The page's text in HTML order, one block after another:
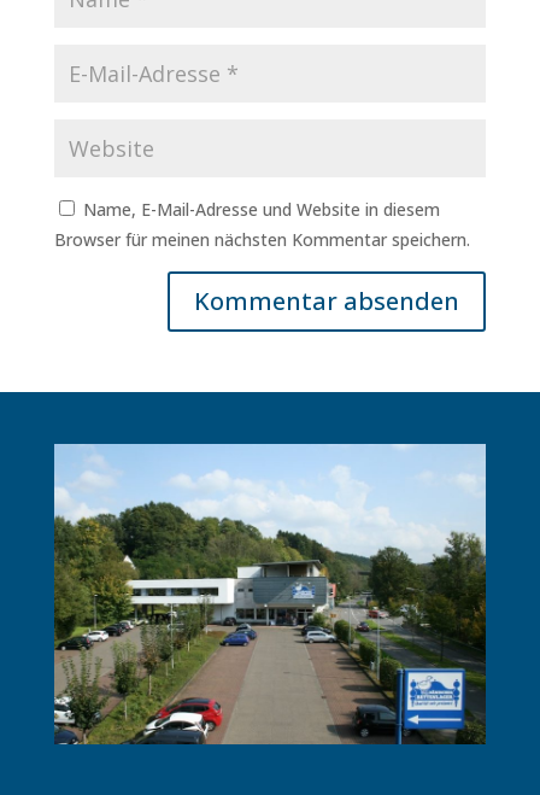
Name, E-Mail-Adresse und Website in diesem
Browser für meinen nächsten Kommentar speichern.